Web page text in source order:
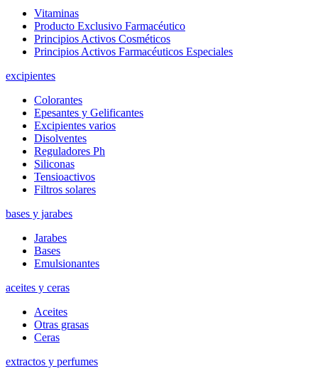
Vitaminas
Producto Exclusivo Farmacéutico
Principios Activos Cosméticos
Principios Activos Farmacéuticos Especiales
excipientes
Colorantes
Epesantes y Gelificantes
Excipientes varios
Disolventes
Reguladores Ph
Siliconas
Tensioactivos
Filtros solares
bases y jarabes
Jarabes
Bases
Emulsionantes
aceites y ceras
Aceites
Otras grasas
Ceras
extractos y perfumes